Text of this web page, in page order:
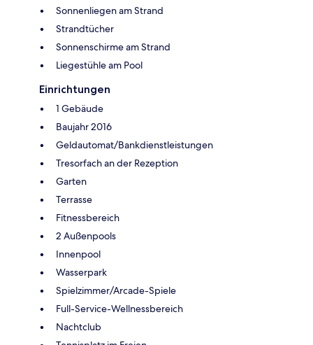
Sonnenliegen am Strand
Strandtücher
Sonnenschirme am Strand
Liegestühle am Pool
Einrichtungen
1 Gebäude
Baujahr 2016
Geldautomat/Bankdienstleistungen
Tresorfach an der Rezeption
Garten
Terrasse
Fitnessbereich
2 Außenpools
Innenpool
Wasserpark
Spielzimmer/Arcade-Spiele
Full-Service-Wellnessbereich
Nachtclub